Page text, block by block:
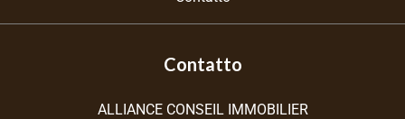
Contatto
ALLIANCE CONSEIL IMMOBILIER